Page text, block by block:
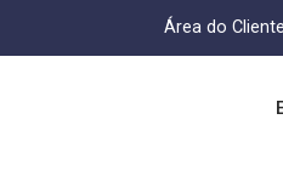
Área do Cliente